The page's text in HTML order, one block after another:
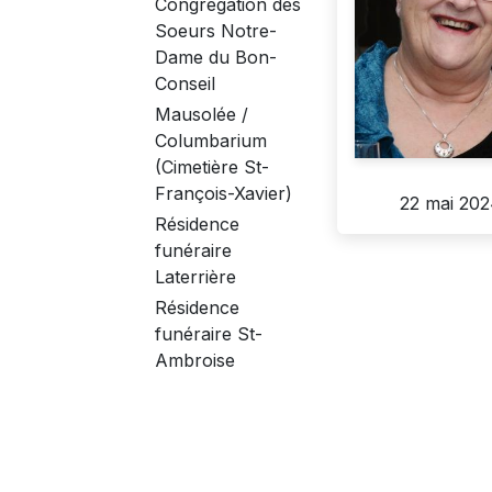
Congrégation des
Soeurs Notre-
Dame du Bon-
Conseil
Mausolée /
Columbarium
(Cimetière St-
François-Xavier)
Résidence
funéraire
Laterrière
Résidence
funéraire St-
Ambroise
22 mai